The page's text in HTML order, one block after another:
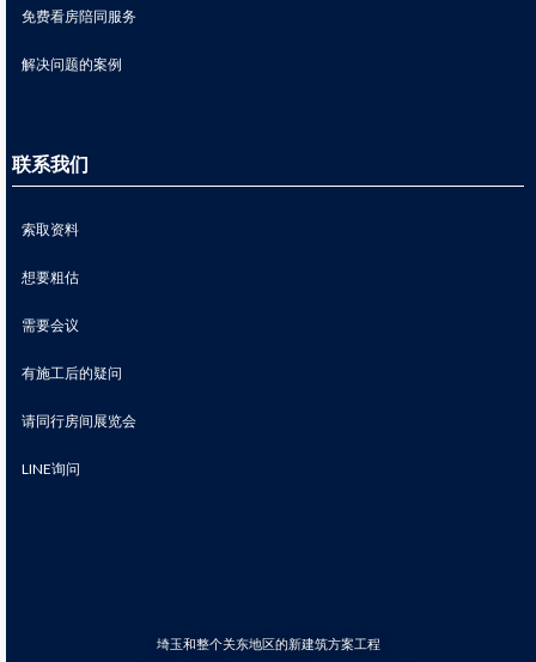
免费看房陪同服务
解决问题的案例
联系我们
索取资料
想要粗估
需要会议
有施工后的疑问
请同行房间展览会
LINE询问
埼玉和整个关东地区的新建筑方案工程